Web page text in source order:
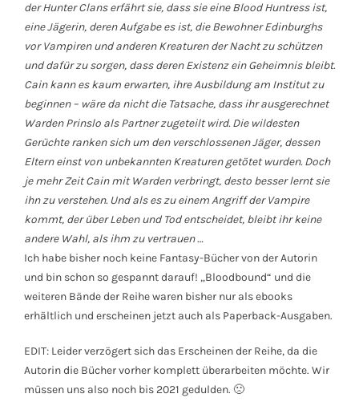
der Hunter Clans erfährt sie, dass sie eine Blood Huntress ist,
eine Jägerin, deren Aufgabe es ist, die Bewohner Edinburghs
vor Vampiren und anderen Kreaturen der Nacht zu schützen
und dafür zu sorgen, dass deren Existenz ein Geheimnis bleibt.
Cain kann es kaum erwarten, ihre Ausbildung am Institut zu
beginnen – wäre da nicht die Tatsache, dass ihr ausgerechnet
Warden Prinslo als Partner zugeteilt wird. Die wildesten
Gerüchte ranken sich um den verschlossenen Jäger, dessen
Eltern einst von unbekannten Kreaturen getötet wurden. Doch
je mehr Zeit Cain mit Warden verbringt, desto besser lernt sie
ihn zu verstehen. Und als es zu einem Angriff der Vampire
kommt, der über Leben und Tod entscheidet, bleibt ihr keine
andere Wahl, als ihm zu vertrauen …
Ich habe bisher noch keine Fantasy-Bücher von der Autorin
und bin schon so gespannt darauf! „Bloodbound“ und die
weiteren Bände der Reihe waren bisher nur als ebooks
erhältlich und erscheinen jetzt auch als Paperback-Ausgaben.
EDIT: Leider verzögert sich das Erscheinen der Reihe, da die
Autorin die Bücher vorher komplett überarbeiten möchte. Wir
müssen uns also noch bis 2021 gedulden. 🙁